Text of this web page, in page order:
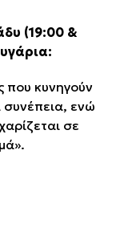
(19:00 &
που κυνηγούν
συνέπεια, ενώ
σε